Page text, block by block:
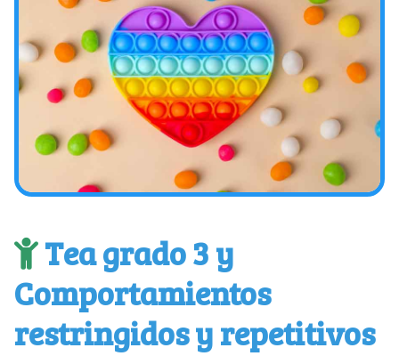
Tea grado 3 y
Comportamientos
restringidos y repetitivos